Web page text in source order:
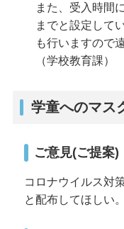
また、受入時間
までと設定して
も行いますので
（学校教育課）
学童へのマス
ご意見(ご提案)
コロナウイルス対
と配布してほしい。